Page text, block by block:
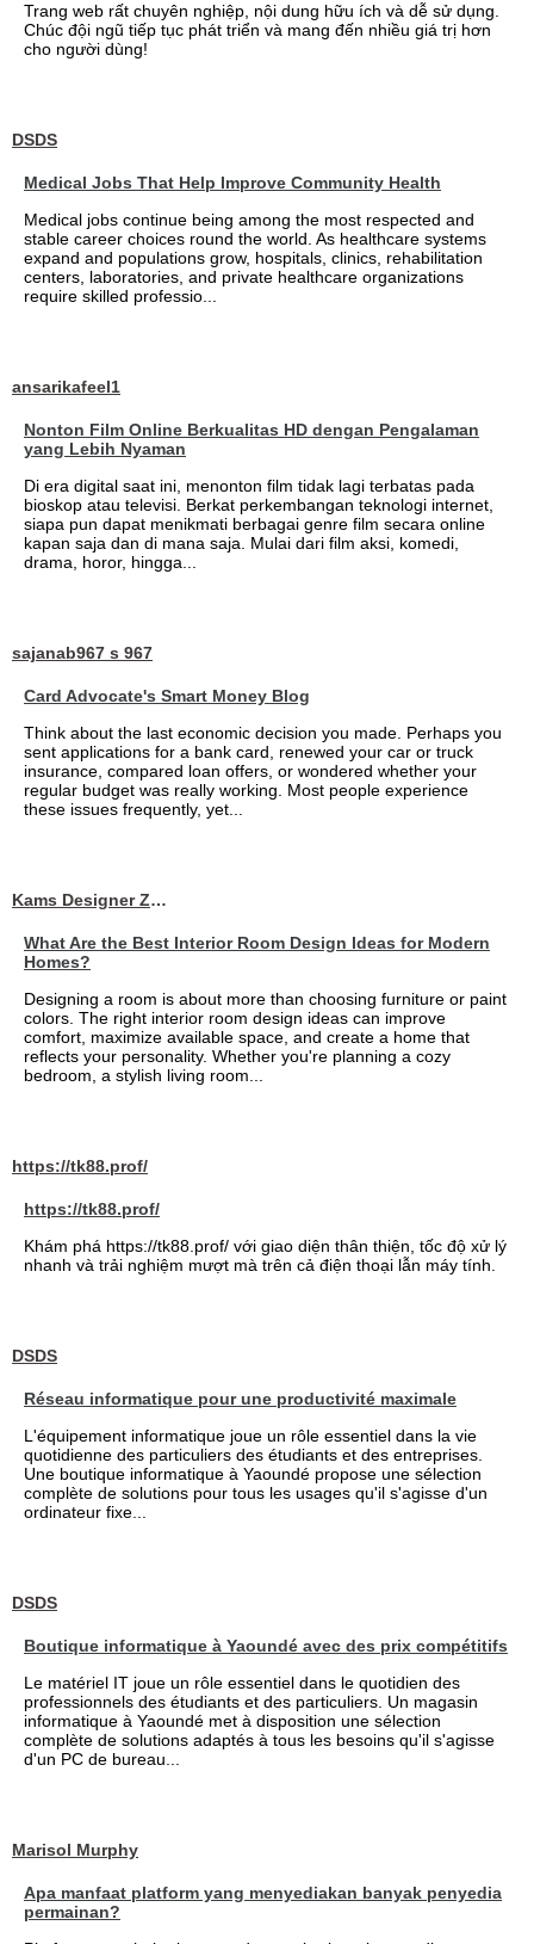
Trang web rất chuyên nghiệp, nội dung hữu ích và dễ sử dụng.
Chúc đội ngũ tiếp tục phát triển và mang đến nhiều giá trị hơn
cho người dùng!
DSDS
Medical Jobs That Help Improve Community Health
Medical jobs continue being among the most respected and
stable career choices round the world. As healthcare systems
expand and populations grow, hospitals, clinics, rehabilitation
centers, laboratories, and private healthcare organizations
require skilled professio...
ansarikafeel1
Nonton Film Online Berkualitas HD dengan Pengalaman
yang Lebih Nyaman
Di era digital saat ini, menonton film tidak lagi terbatas pada
bioskop atau televisi. Berkat perkembangan teknologi internet,
siapa pun dapat menikmati berbagai genre film secara online
kapan saja dan di mana saja. Mulai dari film aksi, komedi,
drama, horor, hingga...
sajanab967 s 967
Card Advocate's Smart Money Blog
Think about the last economic decision you made. Perhaps you
sent applications for a bank card, renewed your car or truck
insurance, compared loan offers, or wondered whether your
regular budget was really working. Most people experience
these issues frequently, yet...
Kams Designer Zone
What Are the Best Interior Room Design Ideas for Modern
Homes?
Designing a room is about more than choosing furniture or paint
colors. The right interior room design ideas can improve
comfort, maximize available space, and create a home that
reflects your personality. Whether you're planning a cozy
bedroom, a stylish living room...
https://tk88.prof/
https://tk88.prof/
Khám phá https://tk88.prof/ với giao diện thân thiện, tốc độ xử lý
nhanh và trải nghiệm mượt mà trên cả điện thoại lẫn máy tính.
DSDS
Réseau informatique pour une productivité maximale
L'équipement informatique joue un rôle essentiel dans la vie
quotidienne des particuliers des étudiants et des entreprises.
Une boutique informatique à Yaoundé propose une sélection
complète de solutions pour tous les usages qu'il s'agisse d'un
ordinateur fixe...
DSDS
Boutique informatique à Yaoundé avec des prix compétitifs
Le matériel IT joue un rôle essentiel dans le quotidien des
professionnels des étudiants et des particuliers. Un magasin
informatique à Yaoundé met à disposition une sélection
complète de solutions adaptés à tous les besoins qu'il s'agisse
d'un PC de bureau...
Marisol Murphy
Apa manfaat platform yang menyediakan banyak penyedia
permainan?